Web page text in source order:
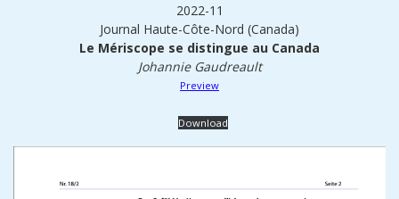
2022-11
Journal Haute-Côte-Nord (Canada)
Le Mériscope se distingue au Canada
Johannie Gaudreault
Preview
Download